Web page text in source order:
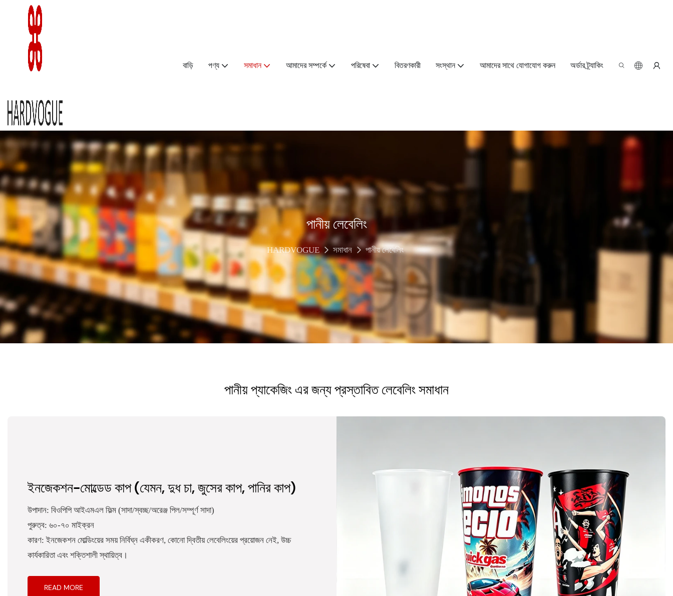
বাড়ি পণ্য সমাধান আমাদের সম্পর্কে পরিষেবা বিতরণকারী সংস্থান আমাদের সাথে যোগাযোগ করুন অর্ডার ট্র্যাকিং
পানীয় লেবেলিং
HARDVOGUE সমাধান পানীয় লেবেলিং
পানীয় প্যাকেজিং এর জন্য প্রস্তাবিত লেবেলিং সমাধান
ইনজেকশন-মোল্ডেড কাপ (যেমন, দুধ চা, জুসের কাপ, পানির কাপ)
উপাদান: বিওপিপি আইএমএল ফিল্ম (সাদা/স্বচ্ছ/অরেঞ্জ পিল/সম্পূর্ণ সাদা)
পুরুত্ব: ৬০-৭০ মাইক্রন
কারণ: ইনজেকশন মোল্ডিংয়ের সময় নির্বিঘ্ন একীকরণ, কোনো দ্বিতীয় লেবেলিংয়ের প্রয়োজন নেই, উচ্চ
কার্যকারিতা এবং শক্তিশালী স্থায়িত্ব।
READ MORE